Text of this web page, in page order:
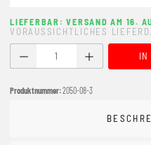
LIEFERBAR: VERSAND AM 16.
VORAUSSICHTLICHES
Produkt Anzahl: Gib denIN
Produktnummer:2050-08-3